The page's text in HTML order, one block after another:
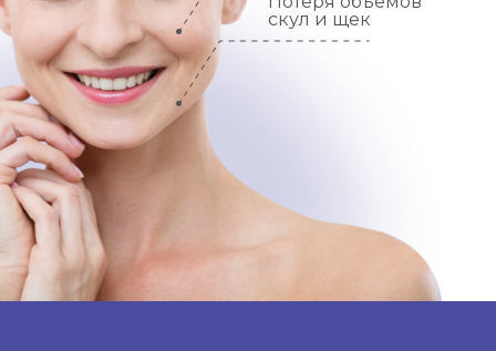
скул и щек